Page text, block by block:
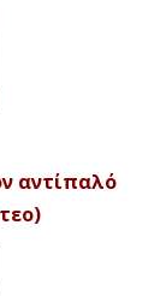
αντίπαλό